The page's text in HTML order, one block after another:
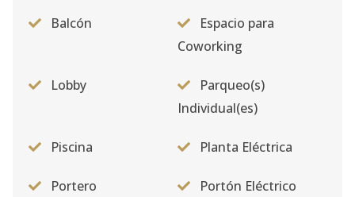
Balcón
Espacio para
Coworking
Lobby
Parqueo(s)
Individual(es)
Piscina Planta Eléctrica
Portero Portón Eléctrico